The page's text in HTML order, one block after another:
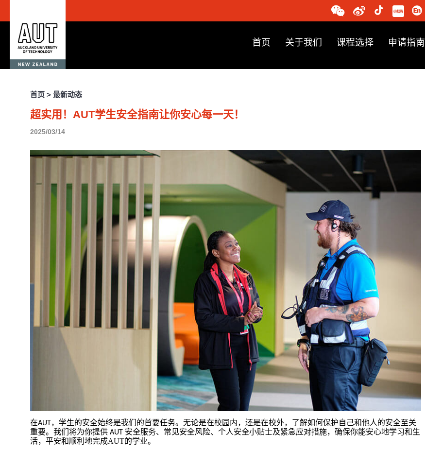
首页 关于我们 课程选择 申请指南
首页 > 最新动态
超实用！AUT学生安全指南让你安心每一天！
2025/03/14
在AUT，学生的安全始终是我们的首要任务。无论是在校园内，还是在校外，了解如何保护自己和他人的安全至关
重要。我们将为你提供 AUT 安全服务、常见安全风险、个人安全小贴士及紧急应对措施，确保你能安心地学习和生
活，平安和顺利地完成AUT的学业。